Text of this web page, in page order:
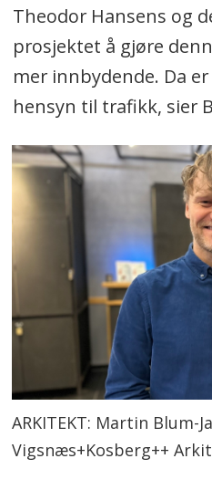
Theodor Hansens og
prosjektet å gjøre
mer innbydende. Da
hensyn til trafikk, sier
ARKITEKT: Martin Blum-
Vigsnæs+Kosberg++